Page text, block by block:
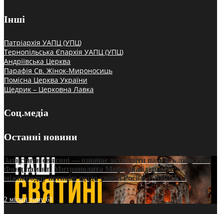
Інші
Патріархія УАПЦ (УПЦ)
Тернопільська Єпархія УАПЦ (УПЦ)
Андріївська Церква
Парафія Св. Жінок-Мироносиць
Помісна Церква України
Щедрик – Церковна Лавка
Соц.медіа
Останні новини
Захистити святині — означає захистити пам’ять людства:
Фонд пам’яті Митрополита Мефодія підтримує
міжнародну петицію щодо участі Росії в ЮНЕСКО
2 місяці тому61